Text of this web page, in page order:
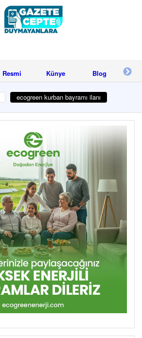
Resmi
Reklam
Künye Blog
ecogreen kurban bayramı ilanı